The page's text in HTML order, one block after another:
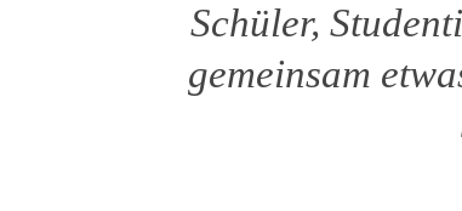
Schüler,
gemeinsam